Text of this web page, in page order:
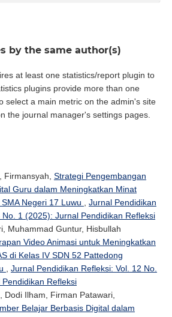
by the same author(s)
at least one statistics/report plugin to
plugins provide more than one
select a main metric on the admin's site
the journal manager's settings pages.
Firmansyah, Strategi Pengembangan
Guru dalam Meningkatkan Minat
Negeri 17 Luwu , Jurnal Pendidikan
No. 1 (2025): Jurnal Pendidikan Refleksi
Muhammad Guntur, Hisbullah
Video Animasi untuk Meningkatkan
di Kelas IV SDN 52 Pattedong
, Jurnal Pendidikan Refleksi: Vol. 12 No.
Refleksi
Dodi Ilham, Firman Patawari,
Belajar Berbasis Digital dalam